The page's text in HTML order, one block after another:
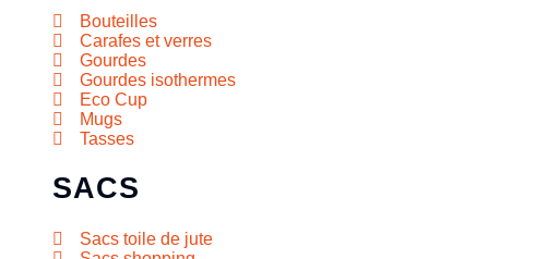
Bouteilles
Carafes et verres
Gourdes
Gourdes isothermes
Eco Cup
Mugs
Tasses
SACS
Sacs toile de jute